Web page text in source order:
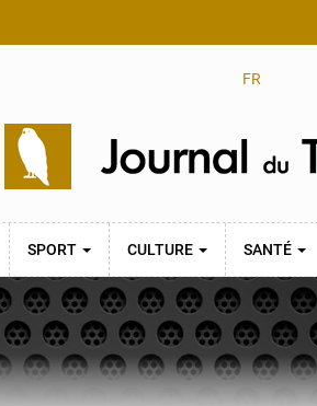
FR
SPORT CULTURE SANTÉ